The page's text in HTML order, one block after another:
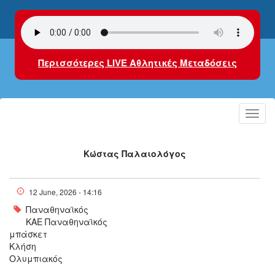
Περισσότερες LIVE Αθλητικές Μεταδόσεις
Κώστας Παλαιολόγος
12 June, 2026 - 14:16
Παναθηναϊκός
ΚΑΕ Παναθηναϊκός
μπάσκετ
Κλήση
Ολυμπιακός